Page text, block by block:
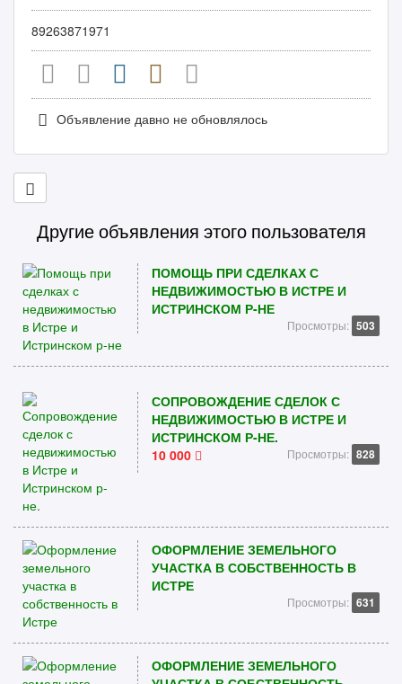
89263871971
Объявление давно не обновлялось
Другие объявления этого пользователя
ПОМОЩЬ ПРИ СДЕЛКАХ С
НЕДВИЖИМОСТЬЮ В ИСТРЕ И
ИСТРИНСКОМ Р-НЕ
Просмотры: 503
СОПРОВОЖДЕНИЕ СДЕЛОК С
НЕДВИЖИМОСТЬЮ В ИСТРЕ И
ИСТРИНСКОМ Р-НЕ.
10 000
Просмотры: 828
ОФОРМЛЕНИЕ ЗЕМЕЛЬНОГО
УЧАСТКА В СОБСТВЕННОСТЬ В
ИСТРЕ
Просмотры: 631
ОФОРМЛЕНИЕ ЗЕМЕЛЬНОГО